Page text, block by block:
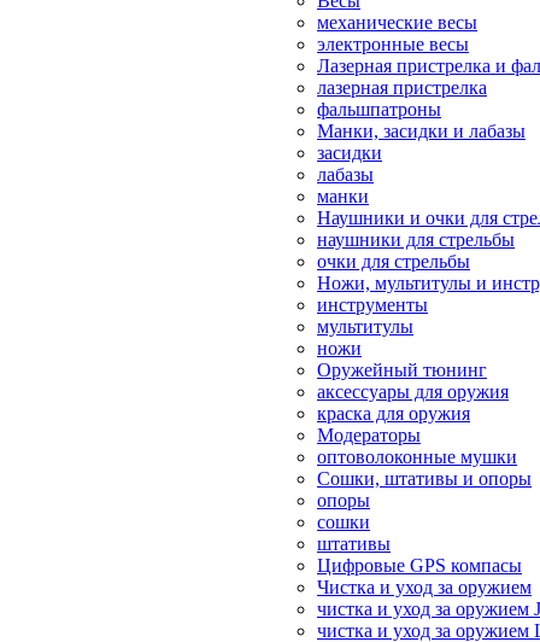
механические весы
электронные весы
Лазерная пристрелка и
лазерная пристрелка
фальшпатроны
Манки, засидки и лабазы
засидки
лабазы
манки
Наушники и очки для
наушники для стрельбы
очки для стрельбы
Ножи, мультитулы и
инструменты
мультитулы
ножи
Оружейный тюнинг
аксессуары для оружия
краска для оружия
Модераторы
оптоволоконные мушки
Сошки, штативы и опоры
опоры
сошки
штативы
Цифровые GPS компасы
Чистка и уход за оружием
чистка и уход за оружием
чистка и уход за оружием